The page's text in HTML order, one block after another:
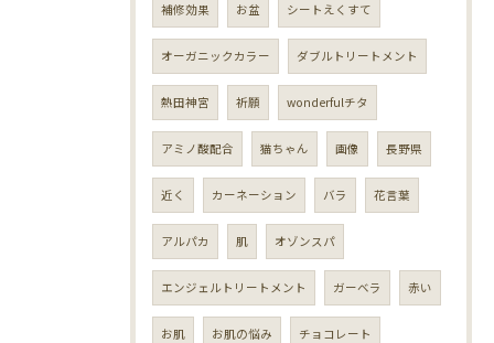
補修効果 お盆 シートえくすて
オーガニックカラー ダブルトリートメント
熱田神宮 祈願 wonderfulチタ
アミノ酸配合 猫ちゃん 画像 長野県
近く カーネーション バラ 花言葉
アルパカ 肌 オゾンスパ
エンジェルトリートメント ガーベラ 赤い
お肌 お肌の悩み チョコレート